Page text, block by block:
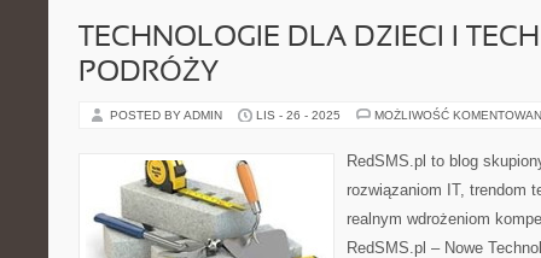
TECHNOLOGIE DLA DZIECI I
PODRÓŻY
POSTED BY ADMIN LIS - 26 - 2025 MOŻLIWOŚĆ
RedSMS.pl to blog
rozwiązaniom IT, trendom
realnym wdrożeniom
RedSMS.pl – Nowe